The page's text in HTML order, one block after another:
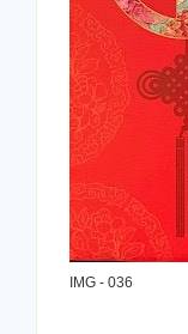
IMG - 036